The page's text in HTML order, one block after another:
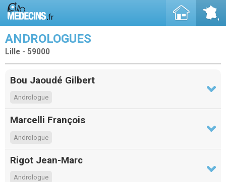
ANDROLOGUES
Lille - 59000
Bou Jaoudé Gilbert
Andrologue
Marcelli François
Andrologue
Rigot Jean-Marc
Andrologue